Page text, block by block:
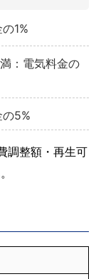
1%
：電気料金の
5%
調整額・再生可